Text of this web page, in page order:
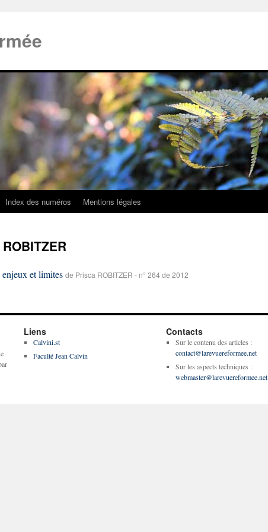
Index des numéros Mentions légales
et limites de Prisca ROBITZER - n° 264 de 2012
Liens
Calvini.st
Faculté Jean Calvin
Contacts
Sur le contenu des articles :
contact@larevuereformee.net
Sur les aspects techniques :
webmaster@larevuereformee.net